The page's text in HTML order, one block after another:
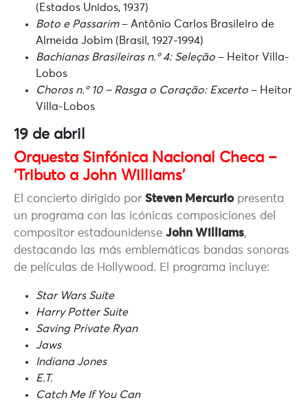
(Estados Unidos, 1937)
Boto e Passarim– Antônio Carlos Brasileiro de
Almeida Jobim (Brasil, 1927-1994)
Bachianas Brasileiras n.º 4: Seleção – Heitor Villa-
Lobos
Choros n.º 10 – Rasga o Coração: Excerto – Heitor
Villa-Lobos
19 de abril
Orquesta Sinfónica Nacional Checa –
‘Tributo a John Williams’
El concierto dirigido por Steven Mercuriopresenta
un programa con las icónicas composiciones del
compositor estadounidense John Williams,
destacando las más emblemáticas bandas sonoras
de películas de Hollywood. El programa incluye:
Star Wars Suite
Harry Potter Suite
Saving Private Ryan
Jaws
Indiana Jones
E.T.
Catch Me If You Can